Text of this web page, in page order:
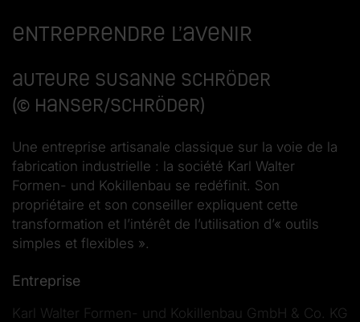
Entreprendre l’avenir
AUTEURE Susanne Schröder
(© Hanser/Schröder)
Une entreprise artisanale classique sur la voie de la
fabrication industrielle : la société Karl Walter
Formen- und Kokillenbau se redéfinit. Son
propriétaire et son conseiller expliquent cette
transformation et l’intérêt de l’utilisation d’« outils
simples et flexibles ».
Entreprise
Karl Walter Formen- und Kokillenbau GmbH & Co. KG